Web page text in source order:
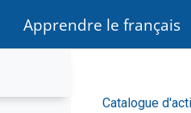
Apprendre le français
Location ou achat d'un logement
Catalogue